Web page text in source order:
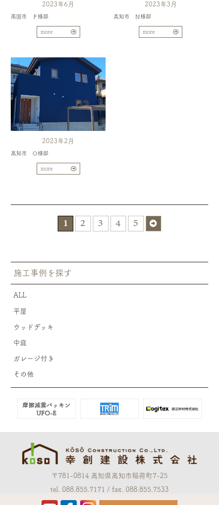
施工事例を探す
ALL
平屋
ウッドデッキ
中庭
ガレージ付き
その他
2023年6月
南国市 Ｆ様邸
more
2023年3月
高知市 Ｎ様邸
more
2023年2月
高知市 Ｏ様邸
more
1 2 3 4 5
〒781-0814 高知県高知市稲荷町7-25
tel. 088.855.7171 / fax. 088.855.7533
OPEN 8:30 CLOSE 17:30 ［水曜定休］